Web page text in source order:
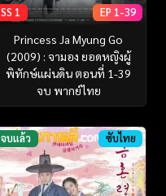
SS 1 EP 1-39
Princess Ja Myung Go
(2009) : จามอง ยอดหญิงผู้
พิทักษ์แผ่นดิน ตอนที่ 1-39
จบ พากย์ไทย
จบแล้ว ซับไทย